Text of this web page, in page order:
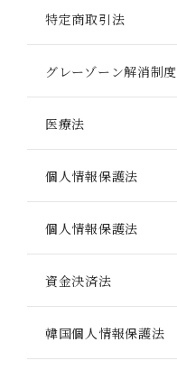
特定商取引法
グレーゾーン解消制度
医療法
個人情報保護法
個人情報保護法
資金決済法
韓国個人情報保護法